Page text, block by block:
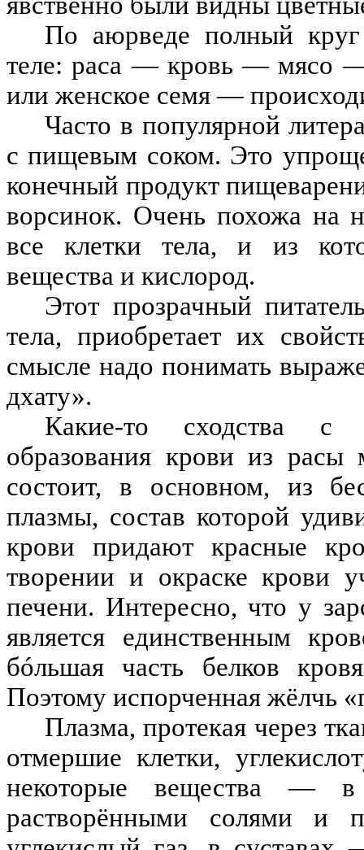
По аюрведе полный
теле: раса — кровь — мясо
или женское семя —
Часто в популярной
с пищевым соком. Это
конечный продукт
ворсинок. Очень похожа на
все клетки тела, и из
вещества и кислород.
Этот прозрачный
тела, приобретает их
смысле надо понимать
дхату».
Какие-то сходства с
образования крови из
состоит, в основном, из
плазмы, состав которой
крови придают красные
творении и окраске крови
печени. Интересно, что у
является единственным
бóльшая часть белков
Поэтому испорченная жёлчь
Плазма, протекая через
отмершие клетки,
некоторые вещества
растворёнными солями и